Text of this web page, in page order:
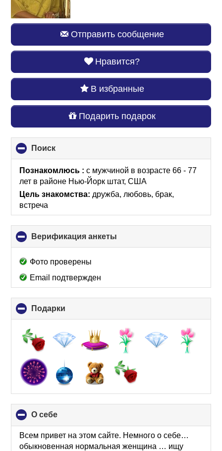
Отправить сообщение
Нравится?
В избранные
Подарить подарок
Поиск
to
collapse
contents
Познакомлюсь :с мужчиной в возрасте 66 - 77
лет в районе Нью-Йорк штат, США
Цель знакомства: дружба, любовь, брак,
встреча
Верификация анкеты
to
Фото проверены
Email подтвержден
Подарки
to
collapse
contents
О себе
to
collapse
contents
Всем привет на этом сайте. Немного о себе…
обыкновенная нормальная женщина … ищу